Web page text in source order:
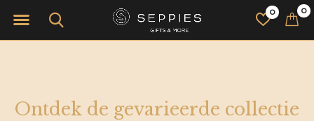
0 0
Ontdek de gevarieerde collectie